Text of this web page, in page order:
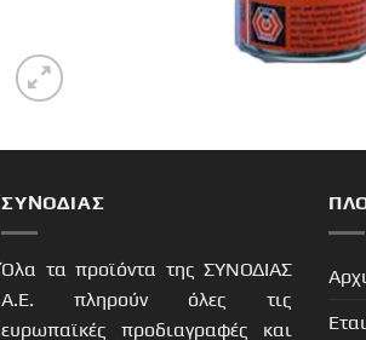
ΣΥΝΟΔΙΑΣ
Όλα τα προϊόντα της ΣΥΝΟΔΙΑΣ
Α.Ε. πληρούν όλες τις
ευρωπαϊκές προδιαγραφές και